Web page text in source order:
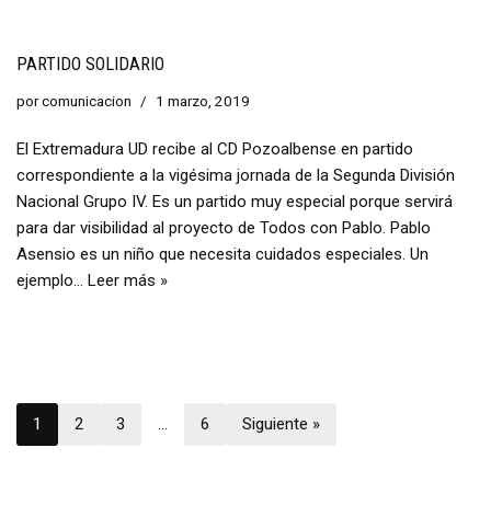
PARTIDO SOLIDARIO
porcomunicacion 1 marzo, 2019
El Extremadura UD recibe al CD Pozoalbense en partido
correspondiente a la vigésima jornada de la Segunda División
Nacional Grupo IV. Es un partido muy especial porque servirá
para dar visibilidad al proyecto de Todos con Pablo. Pablo
Asensio es un niño que necesita cuidados especiales. Un
ejemplo… Leer más »
1 2 3 … 6 Siguiente »